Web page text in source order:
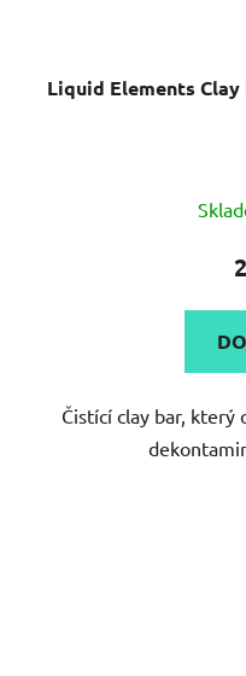
Liquid Elements
Čistící clay bar, který